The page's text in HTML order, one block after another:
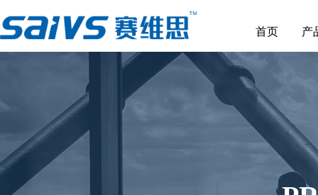
首页 产